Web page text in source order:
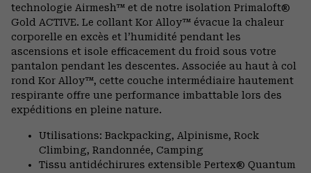
technologie Airmesh™ et de notre isolation Primaloft®
Gold ACTIVE. Le collant Kor Alloy™ évacue la chaleur
corporelle en excès et l’humidité pendant les
ascensions et isole efficacement du froid sous votre
pantalon pendant les descentes. Associée au haut à col
rond Kor Alloy™, cette couche intermédiaire hautement
respirante offre une performance imbattable lors des
expéditions en pleine nature.
Utilisations: Backpacking, Alpinisme, Rock
Climbing, Randonnée, Camping
Tissu antidéchirures extensible Pertex® Quantum